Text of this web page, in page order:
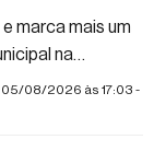
marca mais um
na
08/2026 às 17:03 -